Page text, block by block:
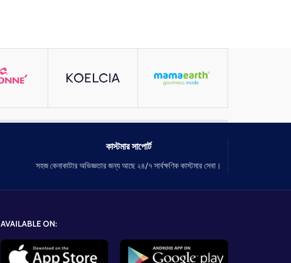
কাস্টমার সাপোর্ট
সহজ কেনাকাটার অভিজ্ঞতার জন্য আছে ২৪/৭ সার্বক্ষণিক কাস্টমার সেবা।
AVAILABLE ON: